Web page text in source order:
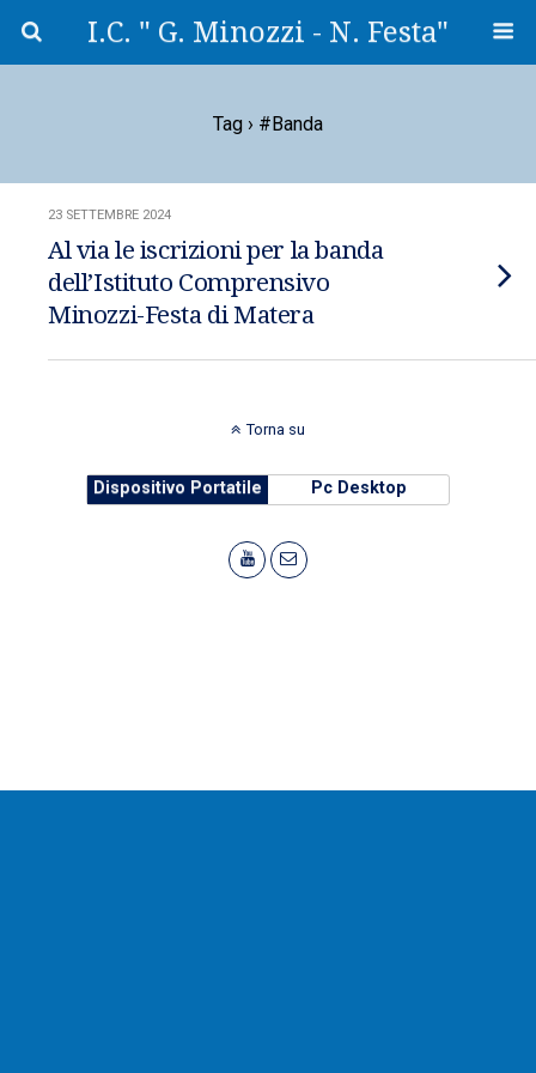
I.C. " G. Minozzi - N. Festa"
Tag › #banda
23 SETTEMBRE 2024
Al via le iscrizioni per la banda
dell’Istituto Comprensivo
Minozzi-Festa di Matera
Torna su
Dispositivo Portatile Pc Desktop